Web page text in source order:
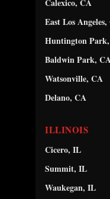
Calexico, CA
East Los
Huntington
Baldwin Park,
Watsonville, CA
Delano, CA
ILLINOIS
Cicero, IL
Summit, IL
Waukegan, IL